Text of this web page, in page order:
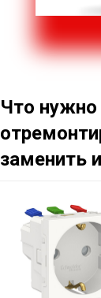
Что нужно
заменить